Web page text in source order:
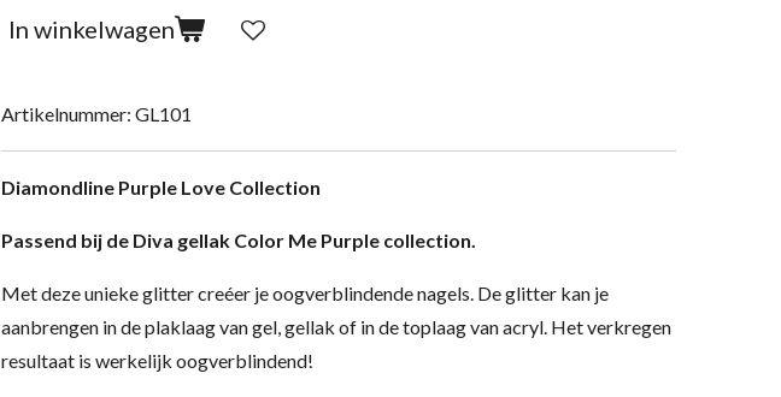
In winkelwagen
Artikelnummer: GL101
Diamondline Purple Love Collection
Passend bij de Diva gellak Color Me Purple collection.
Met deze unieke glitter creéer je oogverblindende nagels. De glitter kan je
aanbrengen in de plaklaag van gel, gellak of in de toplaag van acryl. Het verkregen
resultaat is werkelijk oogverblindend!